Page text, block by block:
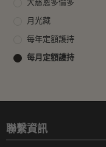
大慈恩多倫多
月光藏
每年定額護持
每月定額護持
聯繫資訊